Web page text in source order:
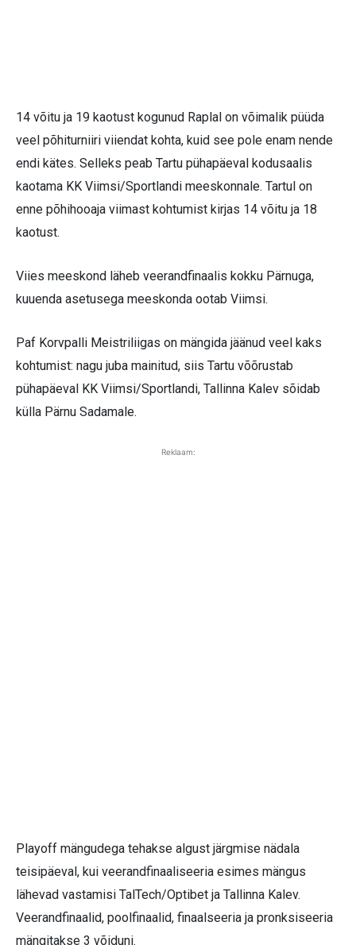
14 võitu ja 19 kaotust kogunud Raplal on võimalik püüda
veel põhiturniiri viiendat kohta, kuid see pole enam nende
endi kätes. Selleks peab Tartu pühapäeval kodusaalis
kaotama KK Viimsi/Sportlandi meeskonnale. Tartul on
enne põhihooaja viimast kohtumist kirjas 14 võitu ja 18
kaotust.
Viies meeskond läheb veerandfinaalis kokku Pärnuga,
kuuenda asetusega meeskonda ootab Viimsi.
Paf Korvpalli Meistriliigas on mängida jäänud veel kaks
kohtumist: nagu juba mainitud, siis Tartu võõrustab
pühapäeval KK Viimsi/Sportlandi, Tallinna Kalev sõidab
külla Pärnu Sadamale.
Reklaam:
Playoff mängudega tehakse algust järgmise nädala
teisipäeval, kui veerandfinaaliseeria esimes mängus
lähevad vastamisi TalTech/Optibet ja Tallinna Kalev.
Veerandfinaalid, poolfinaalid, finaalseeria ja pronksiseeria
mängitakse 3 võiduni.